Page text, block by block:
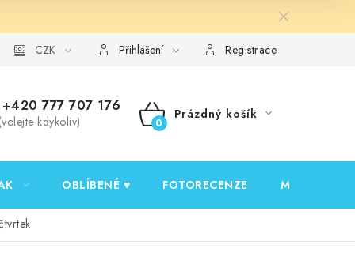
ochrany osobních údajů Ověřování recenzí
CZK Přihlášení Registrace
+420 777 707 176
(volejte kdykoliv)
NÁKUPNÍ
Prázdný košík
OBLÍBENÉ ♥️ FOTORECENZE MOJE